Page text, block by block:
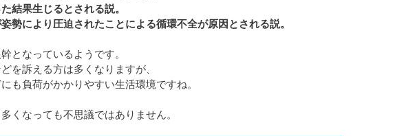
結果生じるとされる説。
により圧迫されたことによる循環不全が原因とされる説。
となっているようです。
を訴える方は多くなりますが、
も負荷がかかりやすい生活環境ですね。
くなっても不思議ではありません。